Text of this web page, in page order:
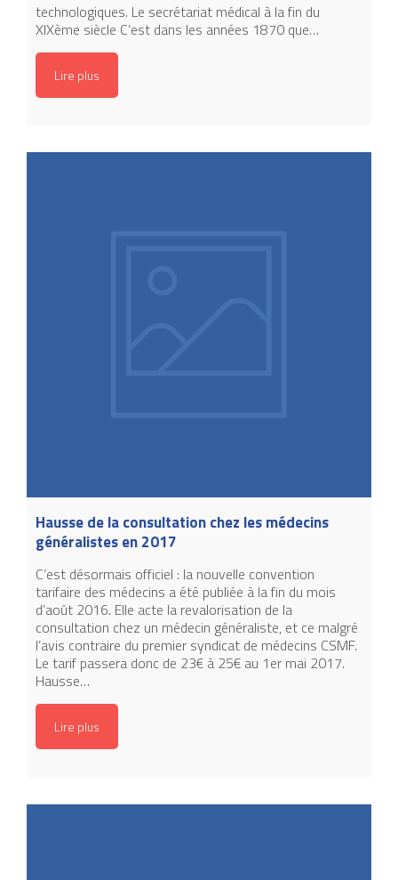
technologiques. Le secrétariat médical à la fin du
XIXème siècle C’est dans les années 1870 que…
Lire plus
Hausse de la consultation chez les médecins
généralistes en 2017
C’est désormais officiel : la nouvelle convention
tarifaire des médecins a été publiée à la fin du mois
d’août 2016. Elle acte la revalorisation de la
consultation chez un médecin généraliste, et ce malgré
l’avis contraire du premier syndicat de médecins CSMF.
Le tarif passera donc de 23€ à 25€ au 1er mai 2017.
Hausse…
Lire plus